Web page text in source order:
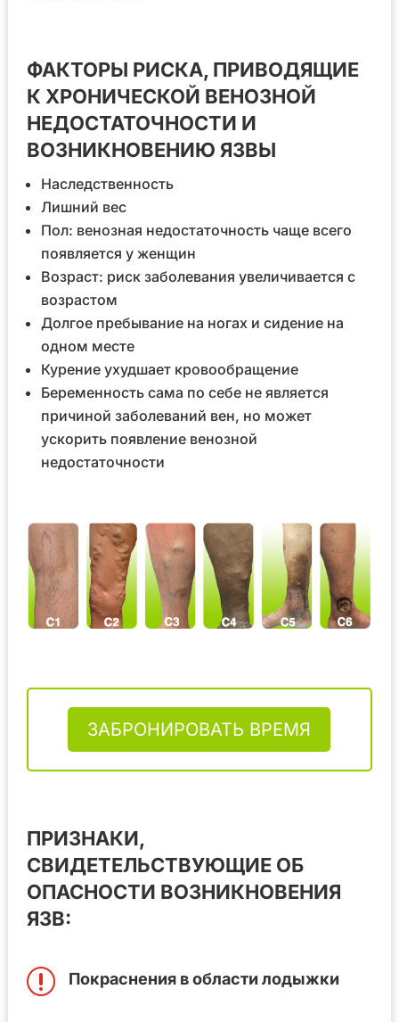
ФАКТОРЫ РИСКА, ПРИВОДЯЩИЕ
К ХРОНИЧЕСКОЙ ВЕНОЗНОЙ
НЕДОСТАТОЧНОСТИ И
ВОЗНИКНОВЕНИЮ ЯЗВЫ
Наследственность
Лишний вес
Пол: венозная недостаточность чаще всего
появляется у женщин
Возраст: риск заболевания увеличивается с
возрастом
Долгое пребывание на ногах и сидение на
одном месте
Курение ухудшает кровообращение
Беременность сама по себе не является
причиной заболеваний вен, но может
ускорить появление венозной
недостаточности
ЗАБРОНИРОВАТЬ ВРЕМЯ
ПРИЗНАКИ,
СВИДЕТЕЛЬСТВУЮЩИЕ ОБ
ОПАСНОСТИ ВОЗНИКНОВЕНИЯ
ЯЗВ:
r Покраснения в области лодыжки